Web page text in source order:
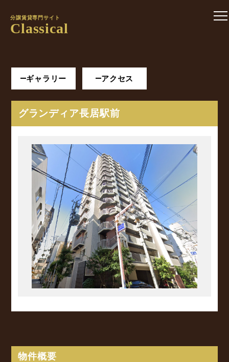
分譲賃貸専門サイト
Classical
ギャラリー アクセス
グランディア長居駅前
物件概要